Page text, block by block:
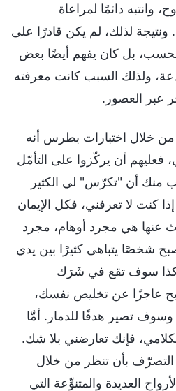
وانتبه دائمًا لمراعاة
ونتيجة لذلك، لم يكن قادرًا على
بل كان يفهم أيضًا بعض
ولذلك السبب كانت معرفته
عبر العصور.
خلال اختبارات بطرس أنه
فعليهم أن يركّزوا على التأمّل
منك أن "تكرّس" لي الكثير
كنت لا تعرفني، فكل الإيمان
عنها هي مجرد أوهام، مجرد
شخصًا يتباهى كثيرًا بين يدي
سوف تقع في شَرَك
عاجزًا عن تخليص نفسك،
تصير هدفًا للدمار. أمَّا
فإنك تعارضني بلا شك.
بأن تنظر من خلال
العديدة والمتنوِّعة التي